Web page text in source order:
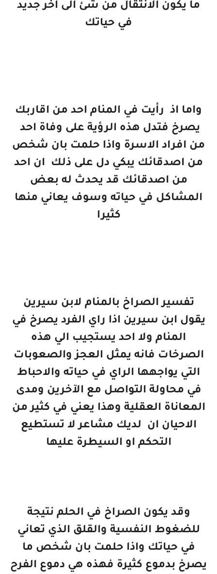
ما يكون الانتقال من شئ الى آخر جديد
في حياتك
واما اذ رأيت في المنام احد من اقاربك
يصرخ فتدل هذه الرؤية على وفاة احد
من افراد الاسرة واذا حلمت بان شخص
من اصدقائك يبكي دل على ذلك ان احد
من اصدقائك قد يحدث له بعض
المشاكل في حياته وسوف يعاني منها
كثيرا
تفسير الصراخ بالمنام لابن سيرين
يقول ابن سيرين اذا راي الفرد يصرخ في
المنام ولا احد يستجيب الي هذه
الصرخات فانه يمثل العجز والصعوبات
التي يواجهها الراي في حياته والاحباط
في محاولة التواصل مع الآخرين ومدى
المعاناة العقلية وهذا يعني في كثير من
الاحيان ان لديك مشاعر لا تستطيع
التحكم او السيطرة عليها
وقد يكون الصراخ في الحلم نتيجة
للضغوط النفسية والقلق الذي تعاني
في حياتك واذا حلمت بان شخص ما
يصرخ بدموع كثيرة فهذه هي دموع الفرح